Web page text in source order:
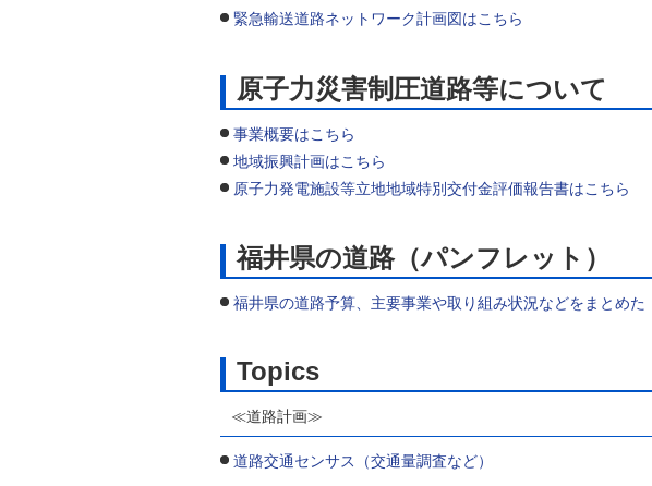
緊急輸送道路ネットワーク計画図はこちら
原子力災害制圧道路等について
事業概要はこちら
地域振興計画はこちら
原子力発電施設等立地地域特別交付金評価報告書はこちら
福井県の道路
福井県の道路予算、主要事業や取り組み状況などをまとめた
Topics
≪道路計画≫
道路交通センサス（交通量調査など）